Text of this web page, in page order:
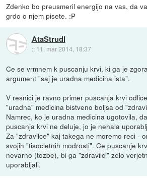
Zdenko bo preusmeril energijo na vas, da
grdo o njem pisete. :P
AtaStrudl
:: 11. mar 2014, 18:37
Ce se vrmnem k puscanju krvi, ki ga je
argument "saj je uradna medicina ista".
V resnici je ravno primer puscanja krvi
"uradna" medicina bistveno boljsa od
Namrec, ko je uradna medicina ugotovila,
puscanja krvi ne deluje, jo je nehala
Za "zdravilce" kaj takega ne moremo reci -
svojih "tisocletnih modrosti". Ce puscanje
nevarno (tozbe), bi ga "zdravilci" zelo
uporabljali.